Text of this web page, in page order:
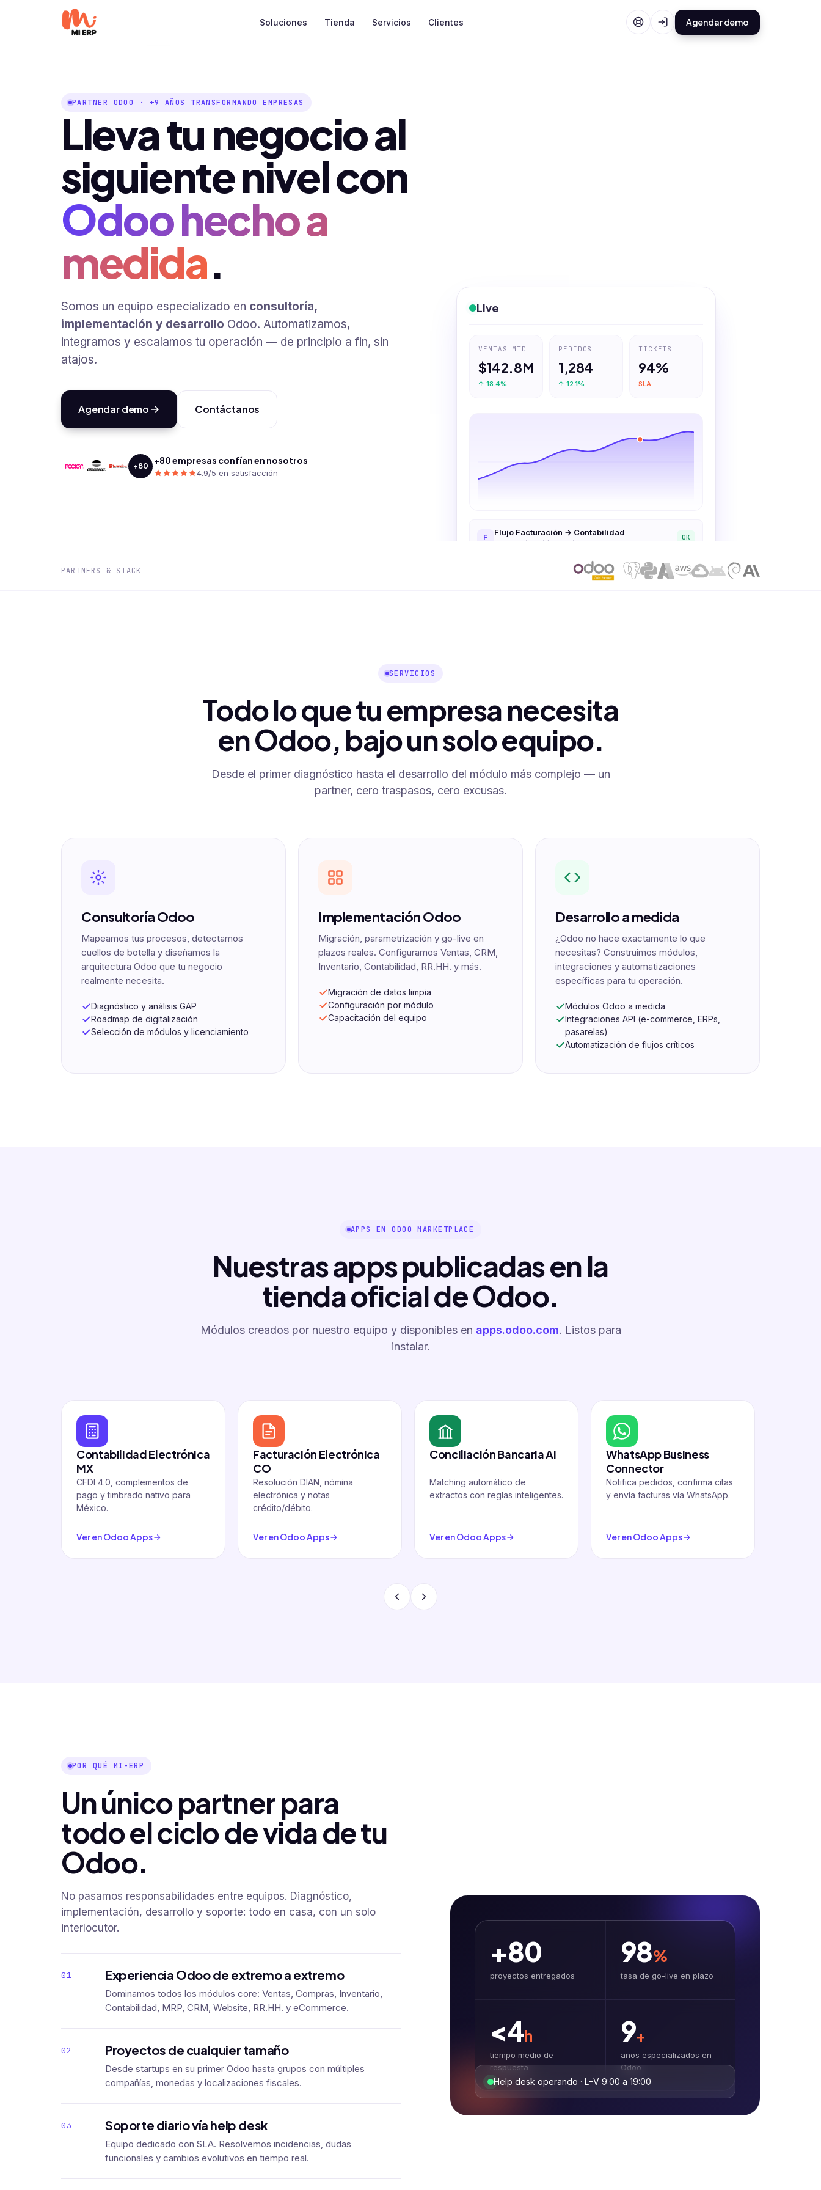
Soluciones Tienda Servicios Clientes Agendar demo
PARTNER ODOO · +9 AÑOS TRANSFORMANDO EMPRESAS
Lleva tu negocio al
siguiente nivel con
Odoo hecho a
medida.
Somos un equipo especializado en consultoría,
implementación y desarrollo Odoo. Automatizamos,
integramos y escalamos tu operación — de principio a fin, sin
atajos.
Agendar demo Contáctanos
+80
+80 empresas confían en nosotros
4.9/5 en satisfacción
Live
VENTAS MTD
$142.8M
↑ 18.4%
PEDIDOS
1,284
↑ 12.1%
TICKETS
94%
SLA
F Flujo Facturación → Contabilidad
Automatización activa · 3 reglas
OK
Integración Shopify → Inventario
Sincronizado hace 2 min
SYNC
PARTNERS & STACK
SERVICIOS
Todo lo que tu empresa necesita
en Odoo, bajo un solo equipo.
Desde el primer diagnóstico hasta el desarrollo del módulo más complejo — un
partner, cero traspasos, cero excusas.
Consultoría Odoo
Mapeamos tus procesos, detectamos
cuellos de botella y diseñamos la
arquitectura Odoo que tu negocio
realmente necesita.
Diagnóstico y análisis GAP
Roadmap de digitalización
Selección de módulos y licenciamiento
Implementación Odoo
Migración, parametrización y go-live en
plazos reales. Configuramos Ventas, CRM,
Inventario, Contabilidad, RR.HH. y más.
Migración de datos limpia
Configuración por módulo
Capacitación del equipo
Desarrollo a medida
¿Odoo no hace exactamente lo que
necesitas? Construimos módulos,
integraciones y automatizaciones
específicas para tu operación.
Módulos Odoo a medida
Integraciones API (e-commerce, ERPs,
pasarelas)
Automatización de flujos críticos
APPS EN ODOO MARKETPLACE
Nuestras apps publicadas en la
tienda oficial de Odoo.
Módulos creados por nuestro equipo y disponibles en apps.odoo.com. Listos para
instalar.
Contabilidad Electrónica
MX
CFDI 4.0, complementos de
pago y timbrado nativo para
México.
Ver en Odoo Apps
Facturación Electrónica
CO
Resolución DIAN, nómina
electrónica y notas
crédito/débito.
Ver en Odoo Apps
Conciliación Bancaria AI
Matching automático de
extractos con reglas inteligentes.
Ver en Odoo Apps
WhatsApp Business
Connector
Notifica pedidos, confirma citas
y envía facturas vía WhatsApp.
Ver en Odoo Apps
POR QUÉ MI-ERP
Un único partner para
todo el ciclo de vida de tu
Odoo.
No pasamos responsabilidades entre equipos. Diagnóstico,
implementación, desarrollo y soporte: todo en casa, con un solo
interlocutor.
01 Experiencia Odoo de extremo a extremo
Dominamos todos los módulos core: Ventas, Compras, Inventario,
Contabilidad, MRP, CRM, Website, RR.HH. y eCommerce.
02 Proyectos de cualquier tamaño
Desde startups en su primer Odoo hasta grupos con múltiples
compañías, monedas y localizaciones fiscales.
03 Soporte diario vía help desk
Equipo dedicado con SLA. Resolvemos incidencias, dudas
funcionales y cambios evolutivos en tiempo real.
+80
proyectos entregados
98%
tasa de go-live en plazo
<4h
tiempo medio de
respuesta
9+
años especializados en
Odoo
Help desk operando · L–V 9:00 a 19:00